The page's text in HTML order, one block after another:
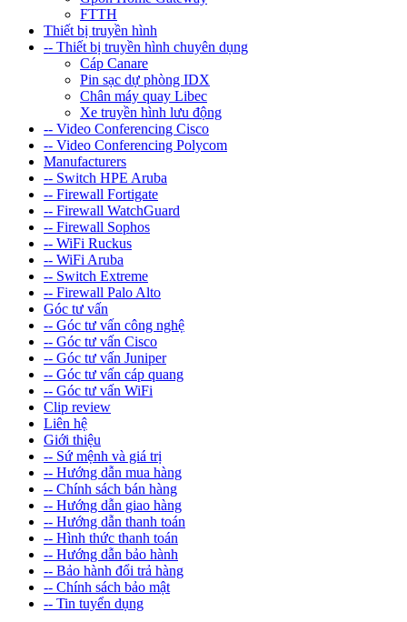
FTTH
Thiết bị truyền hình
-- Thiết bị truyền hình chuyên dụng
Cáp Canare
Pin sạc dự phòng IDX
Chân máy quay Libec
Xe truyền hình lưu động
-- Video Conferencing Cisco
-- Video Conferencing Polycom
Manufacturers
-- Switch HPE Aruba
-- Firewall Fortigate
-- Firewall WatchGuard
-- Firewall Sophos
-- WiFi Ruckus
-- WiFi Aruba
-- Switch Extreme
-- Firewall Palo Alto
Góc tư vấn
-- Góc tư vấn công nghệ
-- Góc tư vấn Cisco
-- Góc tư vấn Juniper
-- Góc tư vấn cáp quang
-- Góc tư vấn WiFi
Clip review
Liên hệ
Giới thiệu
-- Sứ mệnh và giá trị
-- Hướng dẫn mua hàng
-- Chính sách bán hàng
-- Hướng dẫn giao hàng
-- Hướng dẫn thanh toán
-- Hình thức thanh toán
-- Hướng dẫn bảo hành
-- Bảo hành đổi trả hàng
-- Chính sách bảo mật
-- Tin tuyển dụng